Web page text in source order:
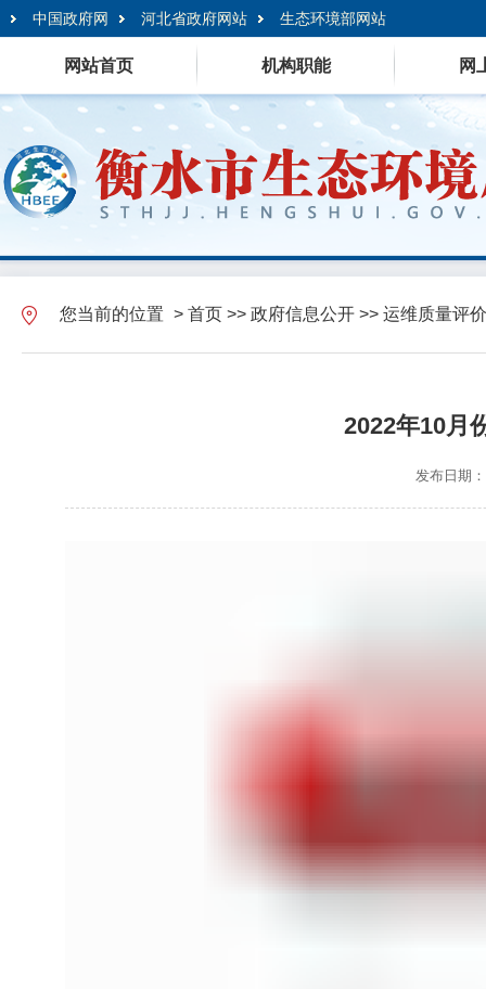
中国政府网 河北省政府网站 生态环境部网站
网站首页 机构职能 网
您当前的位置 > 首页 >> 政府信息公开 >> 运维质量评价
2022年10月
发布日期